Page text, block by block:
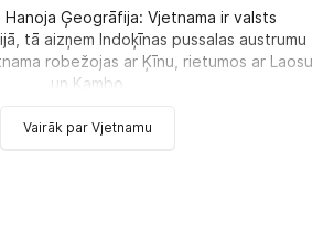
Ģeogrāfija: Vjetnama ir valsts
tā aizņem Indoķīnas pussalas austrumu
robežojas ar Ķīnu, rietumos ar Laosu
un Kambo
Vairāk par Vjetnamu